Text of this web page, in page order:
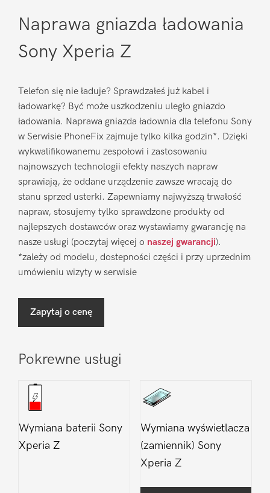
Naprawa gniazda ładowania
Sony Xperia Z
Telefon się nie ładuje? Sprawdzałeś już kabel i
ładowarkę? Być może uszkodzeniu uległo gniazdo
ładowania. Naprawa gniazda ładownia dla telefonu Sony
w Serwisie PhoneFix zajmuje tylko kilka godzin*. Dzięki
wykwalifikowanemu zespołowi i zastosowaniu
najnowszych technologii efekty naszych napraw
sprawiają, że oddane urządzenie zawsze wracają do
stanu sprzed usterki. Zapewniamy najwyższą trwałość
napraw, stosujemy tylko sprawdzone produkty od
najlepszych dostawców oraz wystawiamy gwarancję na
nasze usługi (poczytaj więcej o naszej gwarancji).
*zależy od modelu, dostepności części i przy uprzednim
umówieniu wizyty w serwisie
Zapytaj o cenę
Pokrewne usługi
Wymiana baterii Sony
Xperia Z
Wymiana wyświetlacza
(zamiennik) Sony
Xperia Z